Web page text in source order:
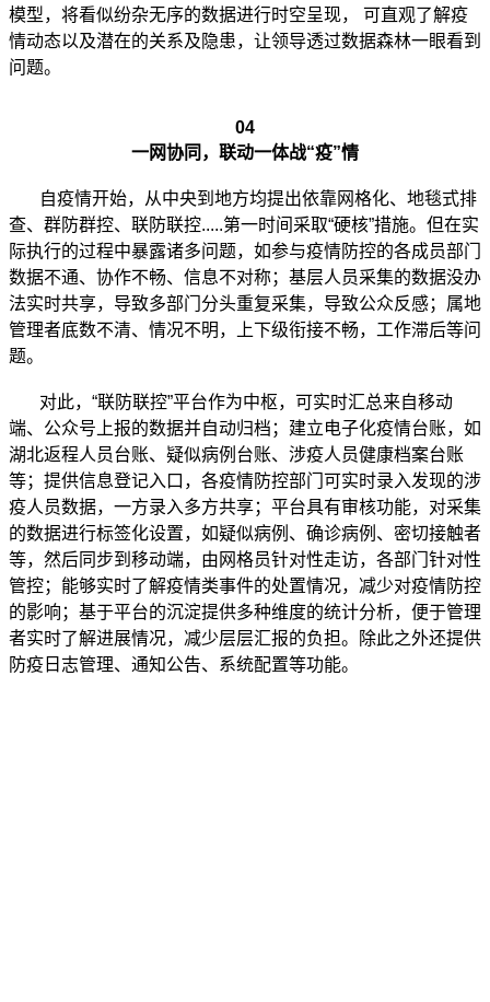
模型，将看似纷杂无序的数据进行时空呈现， 可直观了解疫
情动态以及潜在的关系及隐患，让领导透过数据森林一眼看到
问题。
04
一网协同，联动一体战“疫”情
自疫情开始，从中央到地方均提出依靠网格化、地毯式排
查、群防群控、联防联控.....第一时间采取“硬核”措施。但在实
际执行的过程中暴露诸多问题，如参与疫情防控的各成员部门
数据不通、协作不畅、信息不对称；基层人员采集的数据没办
法实时共享，导致多部门分头重复采集，导致公众反感；属地
管理者底数不清、情况不明，上下级衔接不畅，工作滞后等问
题。
对此，“联防联控”平台作为中枢，可实时汇总来自移动
端、公众号上报的数据并自动归档；建立电子化疫情台账，如
湖北返程人员台账、疑似病例台账、涉疫人员健康档案台账
等；提供信息登记入口，各疫情防控部门可实时录入发现的涉
疫人员数据，一方录入多方共享；平台具有审核功能，对采集
的数据进行标签化设置，如疑似病例、确诊病例、密切接触者
等，然后同步到移动端，由网格员针对性走访，各部门针对性
管控；能够实时了解疫情类事件的处置情况，减少对疫情防控
的影响；基于平台的沉淀提供多种维度的统计分析，便于管理
者实时了解进展情况，减少层层汇报的负担。除此之外还提供
防疫日志管理、通知公告、系统配置等功能。